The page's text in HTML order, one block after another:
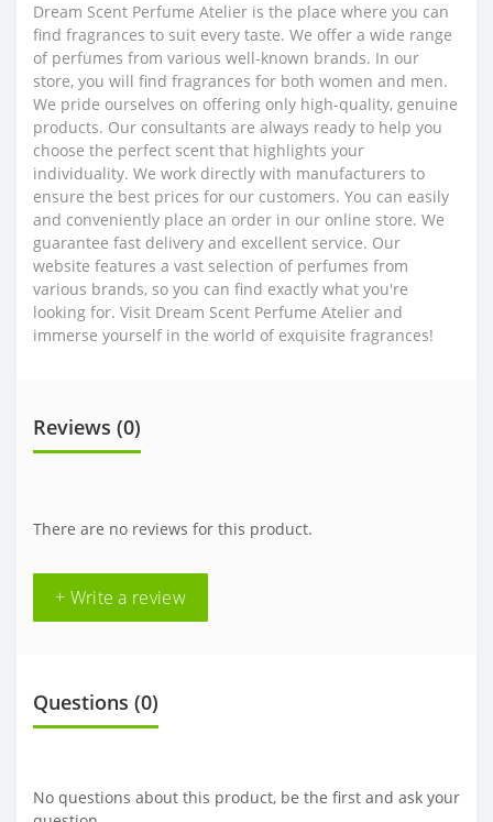
Dream Scent Perfume Atelier is the place where you can
find fragrances to suit every taste. We offer a wide range
of perfumes from various well-known brands. In our
store, you will find fragrances for both women and men.
We pride ourselves on offering only high-quality, genuine
products. Our consultants are always ready to help you
choose the perfect scent that highlights your
individuality. We work directly with manufacturers to
ensure the best prices for our customers. You can easily
and conveniently place an order in our online store. We
guarantee fast delivery and excellent service. Our
website features a vast selection of perfumes from
various brands, so you can find exactly what you're
looking for. Visit Dream Scent Perfume Atelier and
immerse yourself in the world of exquisite fragrances!
Reviews (0)
There are no reviews for this product.
+ Write a review
Questions (0)
No questions about this product, be the first and ask your